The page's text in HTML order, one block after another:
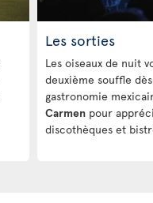
Les sorties
Les oiseaux de nuit
deuxième souffle
gastronomie
Carmen pour
discothèques et